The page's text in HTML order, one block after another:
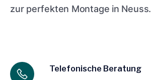
zur perfekten Montage in Neuss.
Telefonische Beratung